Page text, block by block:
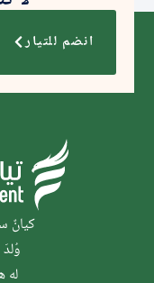
انضم للتيار
كيانٌ
له